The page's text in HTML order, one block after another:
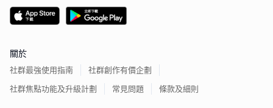
關於
社群最強使用指南
社群創作有價企劃
社群焦點功能及升級計劃
常見問題 條款及細則